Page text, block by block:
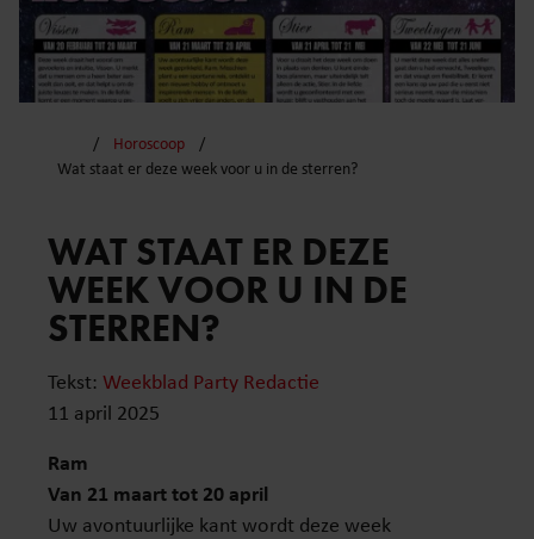
Horoscoop
Wat staat er deze week voor u in de sterren?
WAT STAAT ER DEZE
WEEK VOOR U IN DE
STERREN?
Tekst: Weekblad Party Redactie
11 april 2025
Ram
Van 21 maart tot 20 april
Uw avontuurlijke kant wordt deze week